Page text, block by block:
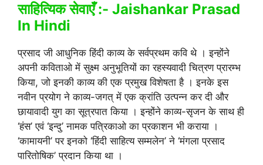
साहित्यिक सेवाएँ :- Jaishankar Prasad
In Hindi
प्रसाद जी आधुनिक हिंदी काव्य के सर्वप्रथम कवि थे । इन्होंने
अपनी कविताओ में सुक्ष्म अनुभूतियों का रहस्यवादी चित्रण प्रारम्भ
किया, जो इनकी काव्य की एक प्रमुख विशेषता है । इनके इस
नवीन प्रयोग ने काव्य-जगत् में एक क्रांति उत्पन्न कर दी और
छायावादी युग का सूत्रपात किया । इन्होंने काव्य-सृजन के साथ ही
‘हंस’ एवं ‘इन्दु’ नामक पत्रिकाओ का प्रकाशन भी कराया ।
‘कामायनी’ पर इनको ‘हिंदी साहित्य सम्मलेन’ ने ‘मंगला प्रसाद
पारितोषिक’ प्रदान किया था ।